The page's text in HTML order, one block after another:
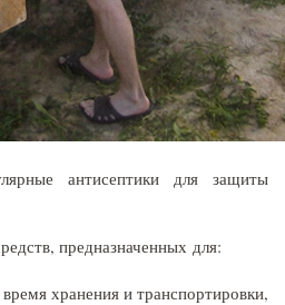
антисептики для защиты
предназначенных для:
хранения и транспортировки,